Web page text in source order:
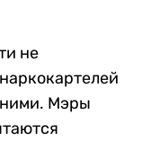
не
ними. Мэры